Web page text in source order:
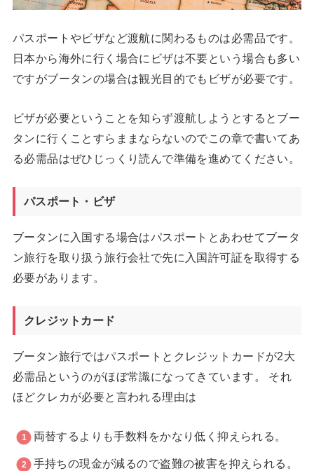
パスポートやビザなど渡航に関わるものは必需品です。
日本から海外に行く場合にビザは不要という場合も多い
ですがブータンの場合は観光目的でもビザが必要です。
ビザが必要ということを知らず渡航しようとするとブー
タンに行くことすらままならないのでこの章で書いてあ
る必需品はぜひじっくり読んで準備を進めてください。
パスポート・ビザ
ブータンに入国する場合はパスポートとあわせてブータ
ン旅行を取り扱う旅行会社で先に入国許可証を取得する
必要があります。
クレジットカード
ブータン旅行ではパスポートとクレジットカードが2大
必需品というのがほぼ常識になってきています。 それ
ほどクレカが必要と言われる理由は
両替するよりも手数料をかなり低く抑えられる。
手持ちの現金が減るので盗難の被害を抑えられる。